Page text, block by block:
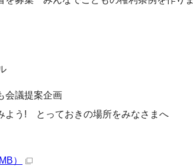
会議提案企画
よう! とっておきの場所をみなさまへ
）